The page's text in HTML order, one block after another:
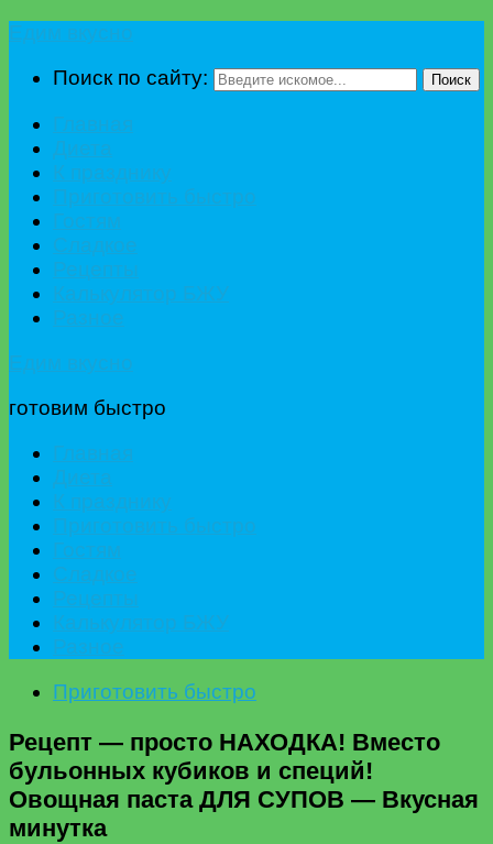
Поиск по сайту:
Поиск
готовим быстро
Приготовить быстро
Рецепт — просто НАХОДКА! Вместо
бульонных кубиков и специй!
Овощная паста ДЛЯ СУПОВ — Вкусная
минутка